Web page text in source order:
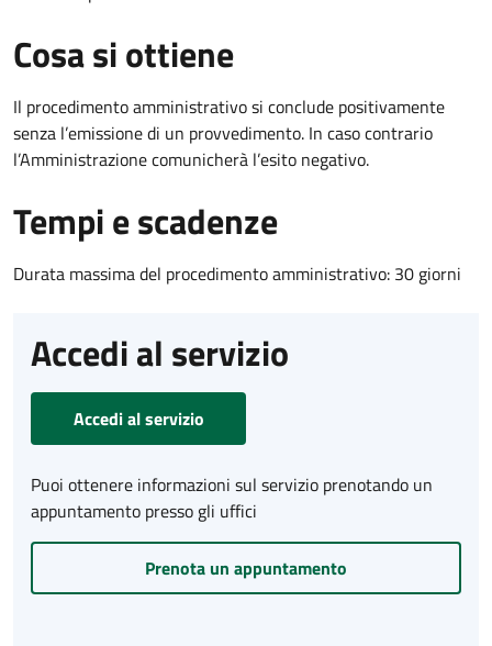
Cosa si ottiene
Il procedimento amministrativo si conclude positivamente
senza l’emissione di un provvedimento. In caso contrario
l’Amministrazione comunicherà l’esito negativo.
Tempi e scadenze
Durata massima del procedimento amministrativo: 30 giorni
Accedi al servizio
Accedi al servizio
Puoi ottenere informazioni sul servizio prenotando un
appuntamento presso gli uffici
Prenota un appuntamento